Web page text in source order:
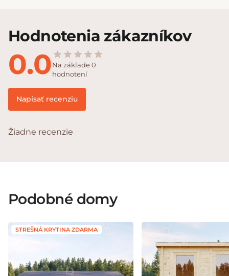
Hodnotenia zákazníkov
0.0Na základe 0
hodnotení
Napísať recenziu
Žiadne recenzie
Podobné domy
STREŠNÁ KRYTINA ZDARMA